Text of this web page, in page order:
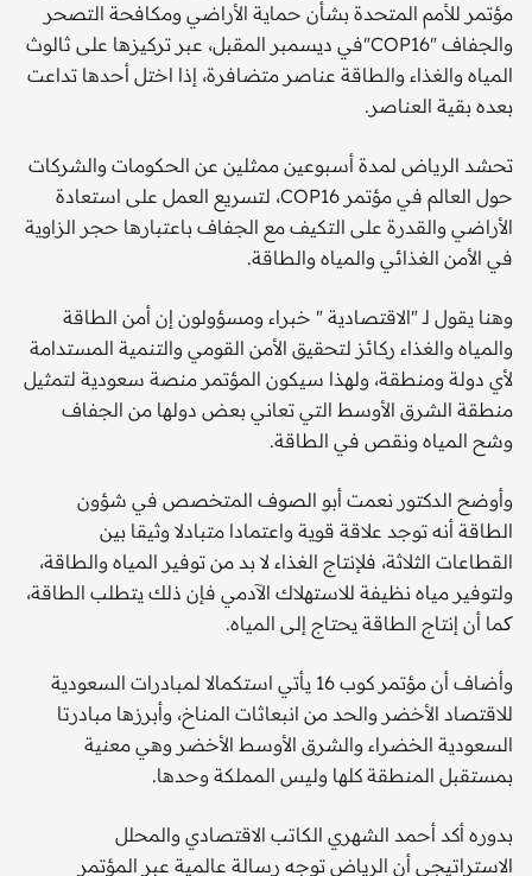
مؤتمر للأمم المتحدة بشأن حماية الأراضي ومكافحة التصحر
والجفاف "COP16"في ديسمبر المقبل، عبر تركيزها على ثالوث
المياه والغذاء والطاقة عناصر متضافرة، إذا اختل أحدها تداعت
بعده بقية العناصر.
تحشد الرياض لمدة أسبوعين ممثلين عن الحكومات والشركات
حول العالم في مؤتمر COP16، لتسريع العمل على استعادة
الأراضي والقدرة على التكيف مع الجفاف باعتبارها حجر الزاوية
في الأمن الغذائي والمياه والطاقة.
وهنا يقول لـ "الاقتصادية " خبراء ومسؤولون إن أمن الطاقة
والمياه والغذاء ركائز لتحقيق الأمن القومي والتنمية المستدامة
لأي دولة ومنطقة، ولهذا سيكون المؤتمر منصة سعودية لتمثيل
منطقة الشرق الأوسط التي تعاني بعض دولها من الجفاف
وشح المياه ونقص في الطاقة.
وأوضح الدكتور نعمت أبو الصوف المتخصص في شؤون
الطاقة أنه توجد علاقة قوية واعتمادا متبادلا وثيقا بين
القطاعات الثلاثة، فلإنتاج الغذاء لا بد من توفير المياه والطاقة،
ولتوفير مياه نظيفة للاستهلاك الآدمي فإن ذلك يتطلب الطاقة،
کما أن إنتاج الطاقة يحتاج إلى المياه.
وأضاف أن مؤتمر كوب 16 يأتي استكمالا لمبادرات السعودية
للاقتصاد الأخضر والحد من انبعاثات المناخ، وأبرزها مبادرتا
السعودية الخضراء والشرق الأوسط الأخضر وهي معنية
بمستقبل المنطقة كلها وليس المملكة وحدها.
بدوره أكد أحمد الشهري الكاتب الاقتصادي والمحلل
الاستراتيجي أن الرياض توجه رسالة عالمية عبر المؤتمر